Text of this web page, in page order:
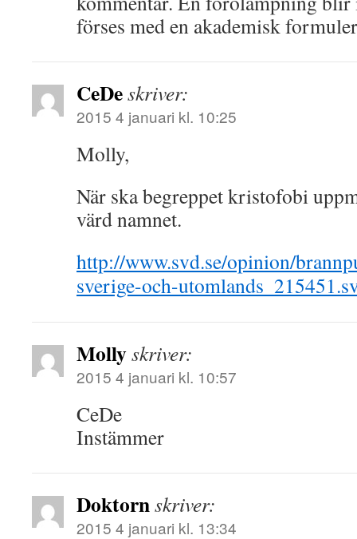
förses med en akademisk
CeDeskriver:
2015 4 januari kl. 10:25
Molly,
När ska begreppet kristofobi
värd namnet.
http://www.svd.se/opinion/
sverige-och-
Mollyskriver:
2015 4 januari kl. 10:57
CeDe
Instämmer
Doktornskriver:
2015 4 januari kl. 13:34